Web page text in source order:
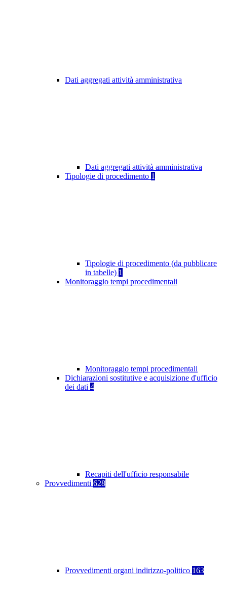
Dati aggregati attività amministrativa
Dati aggregati attività amministrativa
Tipologie di procedimento 1
Tipologie di procedimento (da pubblicare
in tabelle) 1
Monitoraggio tempi procedimentali
Monitoraggio tempi procedimentali
Dichiarazioni sostitutive e acquisizione d'ufficio
dei dati 4
Recapiti dell'ufficio responsabile
Provvedimenti 628
Provvedimenti organi indirizzo-politico 163